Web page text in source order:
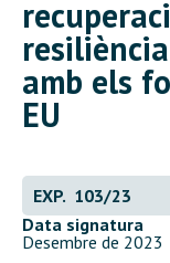
amb els
EU
EXP. 103/23
Data signatura
Desembre de 2023